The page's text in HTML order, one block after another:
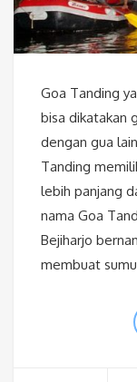
Goa Tanding
bisa dikatakan
dengan gua
Tanding
lebih panjang
nama Goa
Bejiharjo
membuat